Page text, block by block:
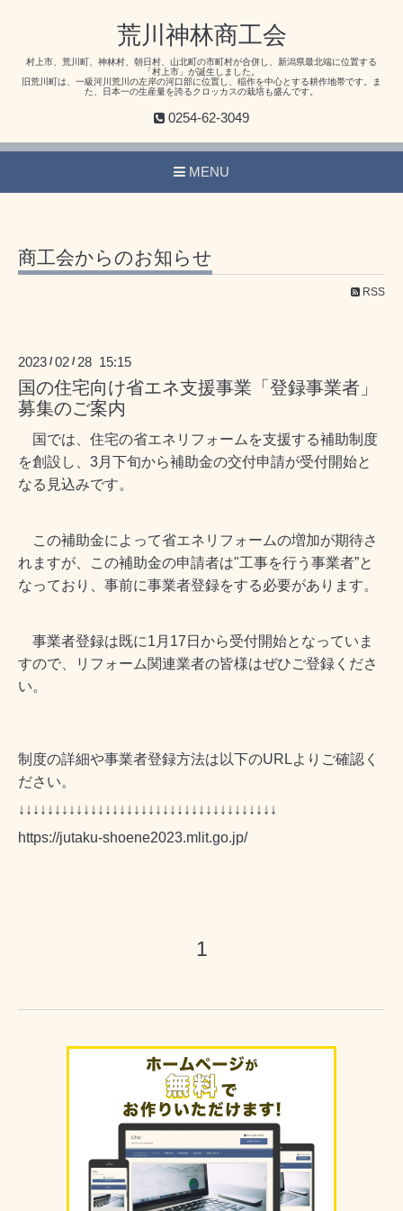
荒川神林商工会
村上市、荒川町、神林村、朝日村、山北町の市町村が合併し、新潟県最北端に位置する
「村上市」が誕生しました。
旧荒川町は、一級河川荒川の左岸の河口部に位置し、稲作を中心とする耕作地帯です。ま
た、日本一の生産量を誇るクロッカスの栽培も盛んです。
0254-62-3049
MENU
商工会からのお知らせ
RSS
2023 /02 / 28 15:15
国の住宅向け省エネ支援事業「登録事業者」
募集のご案内
国では、住宅の省エネリフォームを支援する補助制度
を創設し、3月下旬から補助金の交付申請が受付開始と
なる見込みです。
この補助金によって省エネリフォームの増加が期待さ
れますが、この補助金の申請者は"工事を行う事業者”と
なっており、事前に事業者登録をする必要があります。
事業者登録は既に1月17日から受付開始となっていま
すので、リフォーム関連業者の皆様はぜひご登録くださ
い。
制度の詳細や事業者登録方法は以下のURLよりご確認く
ださい。
↓↓↓↓↓↓↓↓↓↓↓↓↓↓↓↓↓↓↓↓↓↓↓↓↓↓↓↓↓↓↓↓↓↓↓↓
https://jutaku-shoene2023.mlit.go.jp/
1